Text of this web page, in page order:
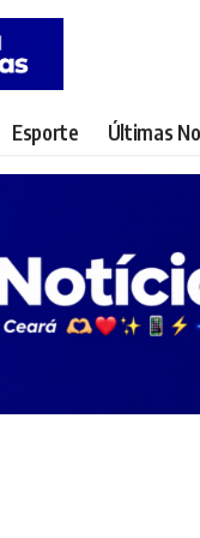
Esporte Últimas